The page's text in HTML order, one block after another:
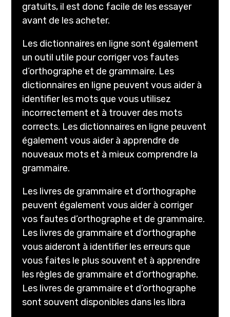
gratuits, il est donc facile de les essayer
avant de les acheter.
Les dictionnaires en ligne sont également
un outil utile pour corriger vos fautes
d’orthographe et de grammaire. Les
dictionnaires en ligne peuvent vous aider à
identifier les mots que vous utilisez
incorrectement et à trouver des mots
corrects. Les dictionnaires en ligne peuvent
également vous aider à apprendre de
nouveaux mots et à mieux comprendre la
grammaire.
Les livres de grammaire et d’orthographe
peuvent également vous aider à corriger
vos fautes d’orthographe et de grammaire.
Les livres de grammaire et d’orthographe
vous aideront à identifier les erreurs que
vous faites le plus souvent et à apprendre
les règles de grammaire et d’orthographe.
Les livres de grammaire et d’orthographe
sont souvent disponibles dans les libra